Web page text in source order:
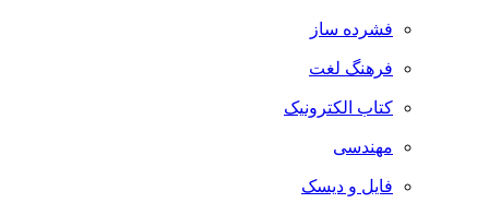
فشرده ساز
فرهنگ لغت
کتاب الکترونیک
مهندسی
فایل و دیسک